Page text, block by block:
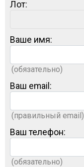
Лот:
Ваше имя:
(обязательно)
Ваш email:
(правильный email)
Ваш телефон:
(обязательно)